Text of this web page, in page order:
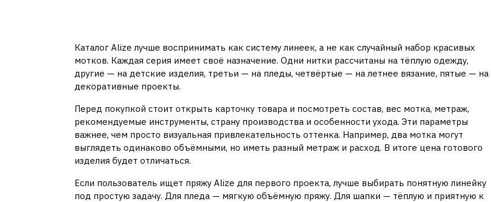
Каталог Alize лучше воспринимать как систему линеек, а не как случайный набор красивых
мотков. Каждая серия имеет своё назначение. Одни нитки рассчитаны на тёплую одежду,
другие — на детские изделия, третьи — на пледы, четвёртые — на летнее вязание, пятые — на
декоративные проекты.
Перед покупкой стоит открыть карточку товара и посмотреть состав, вес мотка, метраж,
рекомендуемые инструменты, страну производства и особенности ухода. Эти параметры
важнее, чем просто визуальная привлекательность оттенка. Например, два мотка могут
выглядеть одинаково объёмными, но иметь разный метраж и расход. В итоге цена готового
изделия будет отличаться.
Если пользователь ищет пряжу Alize для первого проекта, лучше выбирать понятную линейку
под простую задачу. Для пледа — мягкую объёмную пряжу. Для шапки — тёплую и приятную к